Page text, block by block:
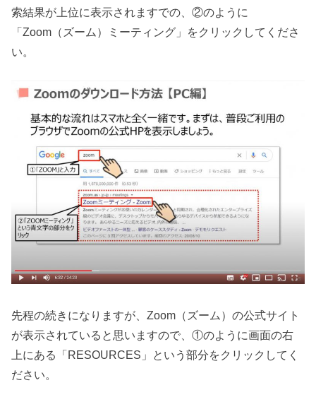
索結果が上位に表示されますでの、②のように
「Zoom（ズーム）ミーティング」をクリックしてくださ
い。
先程の続きになりますが、Zoom（ズーム）の公式サイト
が表示されていると思いますので、①のように画面の右
上にある「RESOURCES」という部分をクリックしてく
ださい。